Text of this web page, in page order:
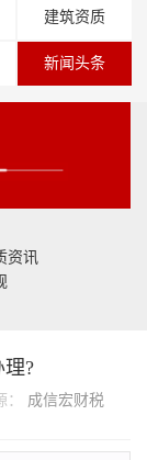
建筑资质
新闻头条
资讯
?
：
成信宏财税